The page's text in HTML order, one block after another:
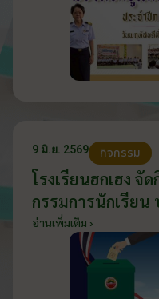
9 มิ.ย. 2569 กิจกรรม
โรงเรียนฮกเฮง จั
กรรมการนักเรียน
2569 ส่งเสริมประ
วันที่ 9 มิถุนายน
อ่านเพิ่มเติม ›